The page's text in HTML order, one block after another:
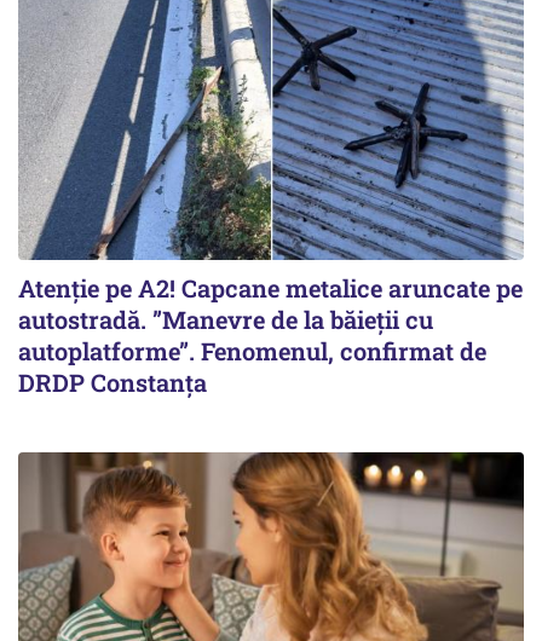
Atenție pe A2! Capcane metalice aruncate pe
autostradă. ”Manevre de la băieții cu
autoplatforme”. Fenomenul, confirmat de
DRDP Constanța